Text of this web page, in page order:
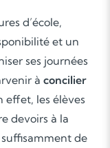
d’école,
et un
ses journées
à concilier
effet, les élèves
devoirs à la
de